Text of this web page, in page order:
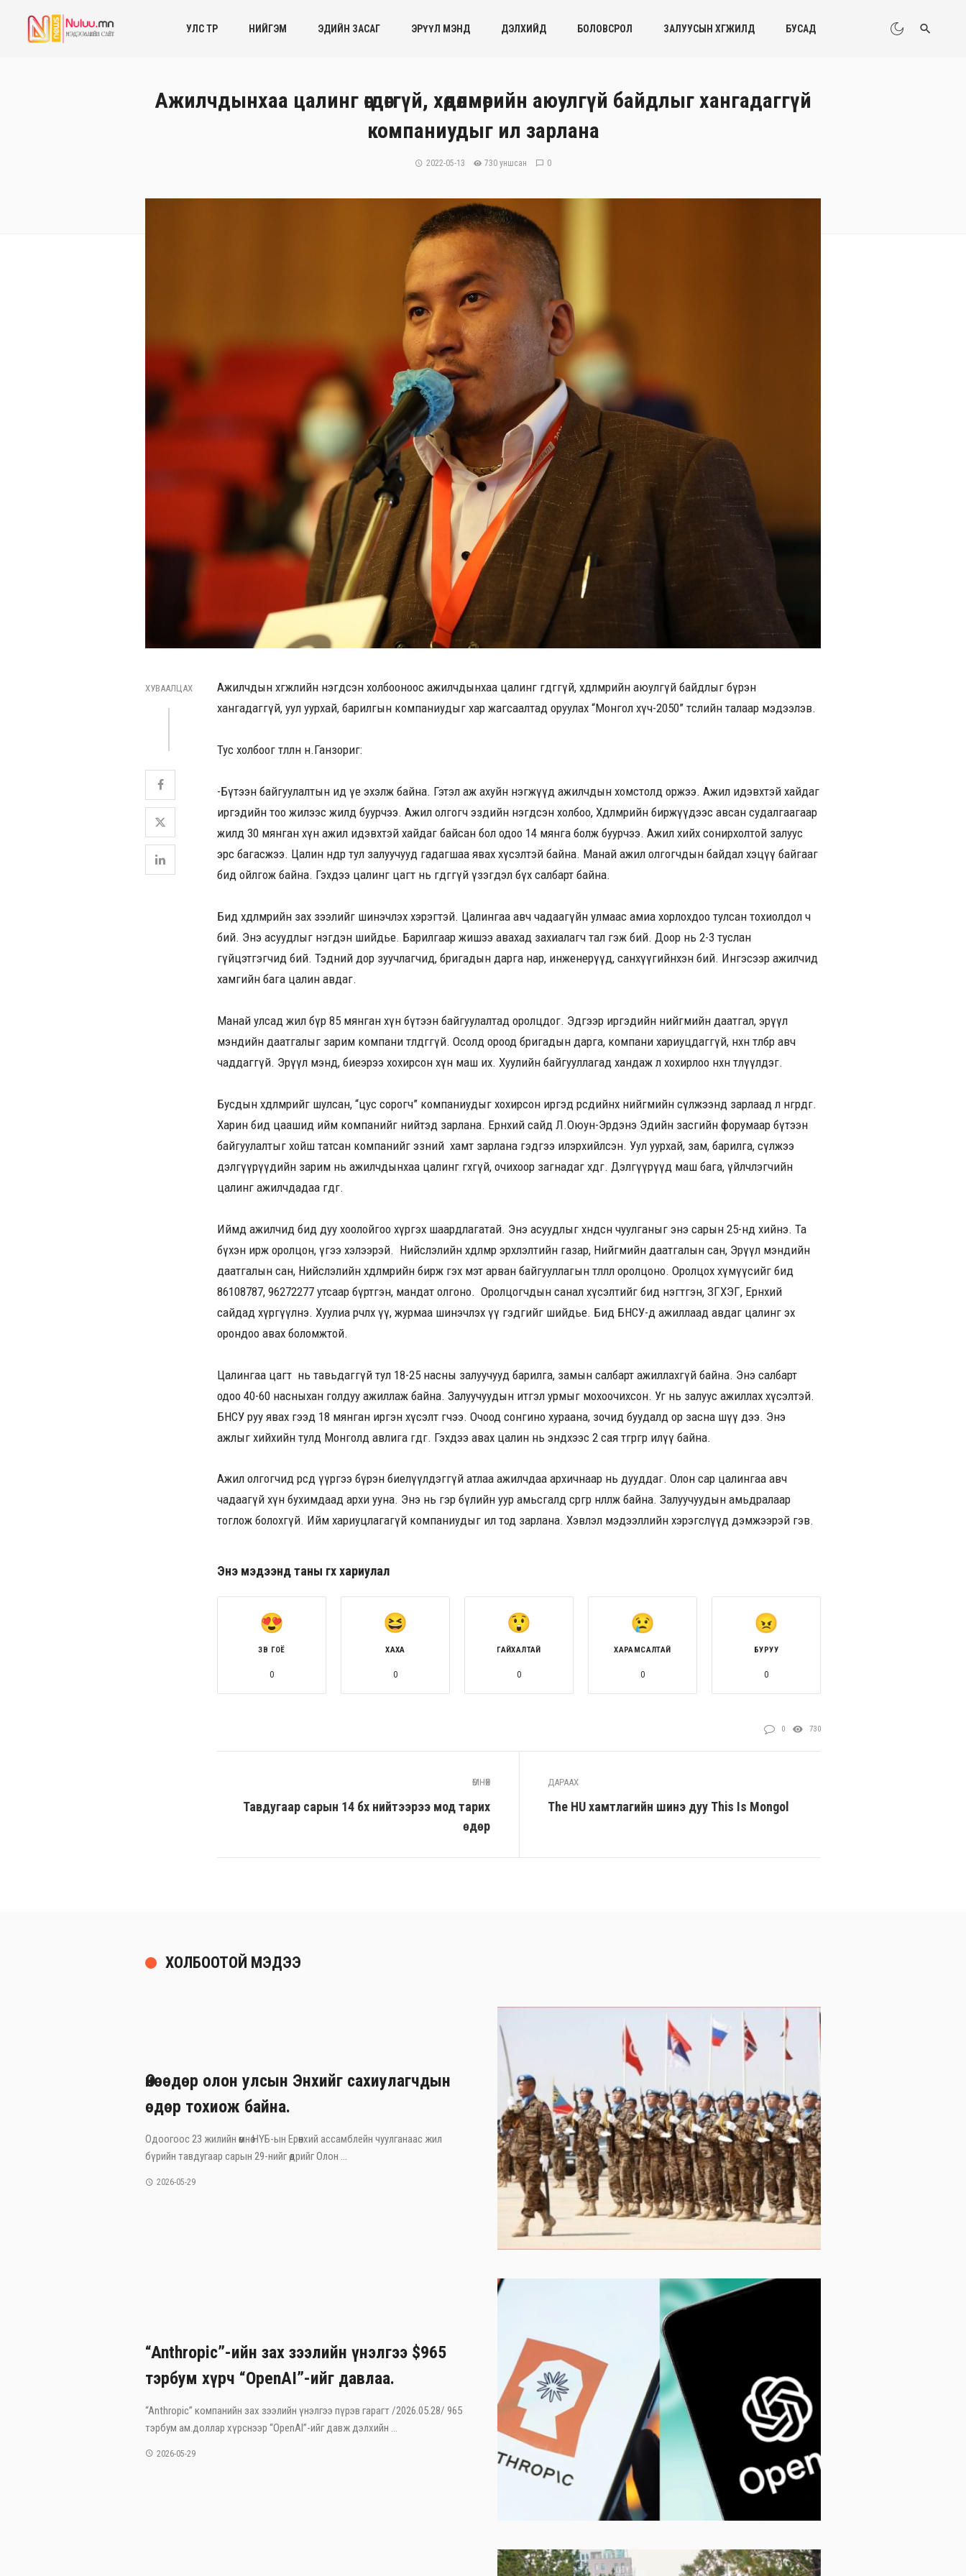
УЛС ТӨР НИЙГЭМ ЭДИЙН ЗАСАГ ЭРҮҮЛ МЭНД ДЭЛХИЙД БОЛОВСРОЛ ЗАЛУУСЫН ХӨГЖИЛД БУСАД
Ажилчдынхаа цалинг өгдөггүй, хөдөлмөрийн аюулгүй байдлыг хангадаггүй
компаниудыг ил зарлана
2022-05-13 730 уншсан 0
ХУВААЛЦАХ
Ажилчдын хөгжлийн нэгдсэн холбооноос ажилчдынхаа цалинг өгдөггүй, хөдөлмөрийн аюулгүй байдлыг бүрэн
хангадаггүй, уул уурхай, барилгын компаниудыг хар жагсаалтад оруулах “Монгол хүч-2050” төслийн талаар мэдээлэв.
Тус холбоог төлөөлөн н.Ганзориг:
-Бүтээн байгуулалтын ид үе эхэлж байна. Гэтэл аж ахуйн нэгжүүд ажилчдын хомстолд оржээ. Ажил идэвхтэй хайдаг
иргэдийн тоо жилээс жилд буурчээ. Ажил олгогч эздийн нэгдсэн холбоо, Хөдөлмөрийн биржүүдээс авсан судалгаагаар
жилд 30 мянган хүн ажил идэвхтэй хайдаг байсан бол одоо 14 мянга болж буурчээ. Ажил хийх сонирхолтой залуус
эрс багасжээ. Цалин өндөр тул залуучууд гадагшаа явах хүсэлтэй байна. Манай ажил олгогчдын байдал хэцүү байгааг
бид ойлгож байна. Гэхдээ цалинг цагт нь өгдөггүй үзэгдэл бүх салбарт байна.
Бид хөдөлмөрийн зах зээлийг шинэчлэх хэрэгтэй. Цалингаа авч чадаагүйн улмаас амиа хорлохдоо тулсан тохиолдол ч
бий. Энэ асуудлыг нэгдэн шийдье. Барилгаар жишээ авахад захиалагч тал гэж бий. Доор нь 2-3 туслан
гүйцэтгэгчид бий. Тэдний дор зуучлагчид, бригадын дарга нар, инженерүүд, санхүүгийнхэн бий. Ингэсээр ажилчид
хамгийн бага цалин авдаг.
Манай улсад жил бүр 85 мянган хүн бүтээн байгуулалтад оролцдог. Эдгээр иргэдийн нийгмийн даатгал, эрүүл
мэндийн даатгалыг зарим компани төлдөггүй. Осолд ороод бригадын дарга, компани хариуцдаггүй, нөхөн төлбөр авч
чаддаггүй. Эрүүл мэнд, биеэрээ хохирсон хүн маш их. Хуулийн байгууллагад хандаж л хохирлоо нөхөн төлүүлдэг.
Бусдын хөдөлмөрийг шулсан, “цус сорогч” компаниудыг хохирсон иргэд өөрсдийнхөө нийгмийн сүлжээнд зарлаад л өнгөрдөг.
Харин бид цаашид ийм компанийг нийтэд зарлана. Ерөнхий сайд Л.Оюун-Эрдэнэ Эдийн засгийн форумаар бүтээн
байгуулалтыг хойш татсан компанийг эзний хамт зарлана гэдгээ илэрхийлсэн. Уул уурхай, зам, барилга, сүлжээ
дэлгүүрүүдийн зарим нь ажилчдынхаа цалинг өгөхгүй, очихоор загнадаг хөөдөг. Дэлгүүрүүд маш бага, үйлчлэгчийн
цалинг ажилчдадаа өгдөг.
Иймд ажилчид бид дуу хоолойгоо хүргэх шаардлагатай. Энэ асуудлыг хөндсөн чуулганыг энэ сарын 25-нд хийнэ. Та
бүхэн ирж оролцон, үгээ хэлээрэй. Нийслэлийн хөдөлмөр эрхлэлтийн газар, Нийгмийн даатгалын сан, Эрүүл мэндийн
даатгалын сан, Нийслэлийн хөдөлмөрийн бирж гэх мэт арван байгууллагын төлөөлөл оролцоно. Оролцох хүмүүсийг бид
86108787, 96272277 утсаар бүртгэн, мандат олгоно. Оролцогчдын санал хүсэлтийг бид нэгтгэн, ЗГХЭГ, Ерөнхий
сайдад хүргүүлнэ. Хуулиа өөрчлөх үү, журмаа шинэчлэх үү гэдгийг шийдье. Бид БНСУ-д ажиллаад авдаг цалинг эх
орондоо авах боломжтой.
Цалингаа цагт нь тавьдаггүй тул 18-25 насны залуучууд барилга, замын салбарт ажиллахгүй байна. Энэ салбарт
одоо 40-60 насныхан голдуу ажиллаж байна. Залуучуудын итгэл урмыг мохоочихсон. Уг нь залуус ажиллах хүсэлтэй.
БНСУ руу явах гээд 18 мянган иргэн хүсэлт өгчээ. Очоод сонгино хураана, зочид буудалд ор засна шүү дээ. Энэ
ажлыг хийхийн тулд Монголд авлига өгдөг. Гэхдээ авах цалин нь эндхээс 2 сая төгрөгөөр илүү байна.
Ажил олгогчид өөрсдөө үүргээ бүрэн биелүүлдэггүй атлаа ажилчдаа архичнаар нь дууддаг. Олон сар цалингаа авч
чадаагүй хүн бухимдаад архи ууна. Энэ нь гэр бүлийн уур амьсгалд сөргөөр нөлөөлж байна. Залуучуудын амьдралаар
тоглож болохгүй. Ийм хариуцлагагүй компаниудыг ил тод зарлана. Хэвлэл мэдээллийн хэрэгслүүд дэмжээрэй гэв.
Энэ мэдээнд таны өгөх хариулал
ЗӨВ ГОЁ
0
ХАХА
0
ГАЙХАЛТАЙ
0
ХАРАМСАЛТАЙ
0
БУРУУ
0
0 730
ӨМНӨХ
Тавдугаар сарын 14 бүх нийтээрээ мод тарих
өдөр
ДАРААХ
The HU хамтлагийн шинэ дуу This Is Mongol
ХОЛБООТОЙ МЭДЭЭ
Өнөөдөр олон улсын Энхийг сахиулагчдын
өдөр тохиож байна.
Одоогоос 23 жилийн өмнө НҮБ-ын Ерөнхий ассамблейн чуулганаас жил
бүрийн тавдугаар сарын 29-нийг өдрийг Олон ...
2026-05-29
“Anthropic”-ийн зах зээлийн үнэлгээ $965
тэрбум хүрч “OpenAI”-ийг давлаа.
“Anthropic” компанийн зах зээлийн үнэлгээ пүрэв гарагт /2026.05.28/ 965
тэрбум ам.доллар хүрснээр “OpenAI”-ийг давж дэлхийн ...
2026-05-29